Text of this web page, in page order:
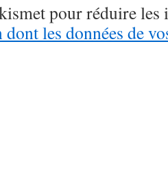
pour réduire les
les données de